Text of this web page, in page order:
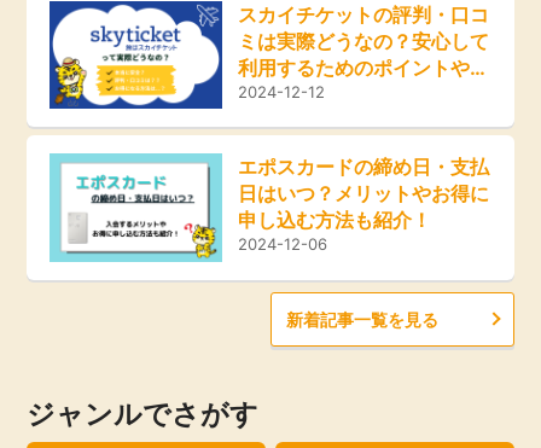
スカイチケットの評判・口コ
ミは実際どうなの？安心して
利用するためのポイントやお
得な方法をご紹介！
2024-12-12
エポスカードの締め日・支払
日はいつ？メリットやお得に
申し込む方法も紹介！
2024-12-06
新着記事一覧を見る
ジャンルでさがす